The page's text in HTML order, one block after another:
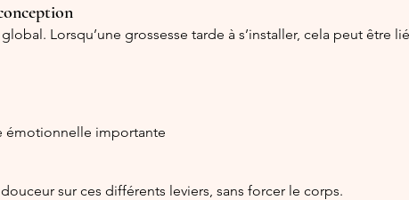
Lorsqu’une grossesse tarde à s’installer, cela peut être
émotionnelle importante
sur ces différents leviers, sans forcer le corps.